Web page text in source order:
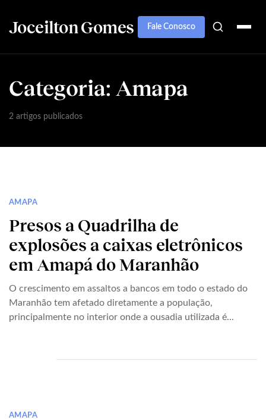
Joceilton Gomes Fale Conosco
Categoria: Amapa
2 artigos publicados
AMAPA
Presos a Quadrilha de
explosões a caixas eletrônicos
em Amapá do Maranhão
O crescimento em assaltos a bancos em todo o estado do
Maranhão tem afetado diretamente a população,
principalmente no interior onde a ousadia utilizada é...
AMAPA